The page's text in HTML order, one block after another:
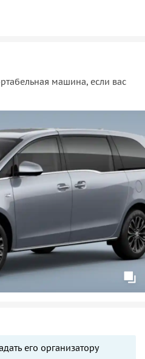
машина, если вас
его организатору